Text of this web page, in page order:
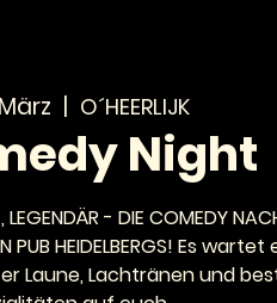
O´HEERLIJK
Night
LEGENDÄR - DIE COMEDY
PUB HEIDELBERGS! Es
Laune, Lachtränen und